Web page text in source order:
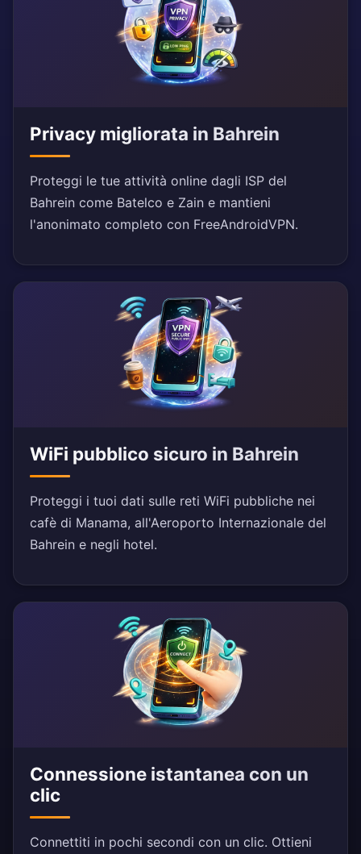
Privacy migliorata in Bahrein
Proteggi le tue attività online dagli ISP del
Bahrein come Batelco e Zain e mantieni
l'anonimato completo con FreeAndroidVPN.
WiFi pubblico sicuro in Bahrein
Proteggi i tuoi dati sulle reti WiFi pubbliche nei
cafè di Manama, all'Aeroporto Internazionale del
Bahrein e negli hotel.
Connessione istantanea con un
clic
Connettiti in pochi secondi con un clic. Ottieni